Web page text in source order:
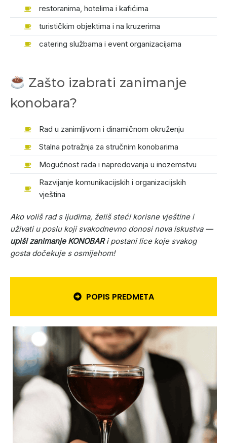
restoranima, hotelima i kafićima
turističkim objektima i na kruzerima
catering službama i event organizacijama
Zašto izabrati zanimanje
konobara?
Rad u zanimljivom i dinamičnom okruženju
Stalna potražnja za stručnim konobarima
Mogućnost rada i napredovanja u inozemstvu
Razvijanje komunikacijskih i organizacijskih
vještina
Ako voliš rad s ljudima, želiš steći korisne vještine i
uživati u poslu koji svakodnevno donosi nova iskustva —
upiši zanimanje KONOBARi postani lice koje svakog
gosta dočekuje s osmijehom!
POPIS PREDMETA